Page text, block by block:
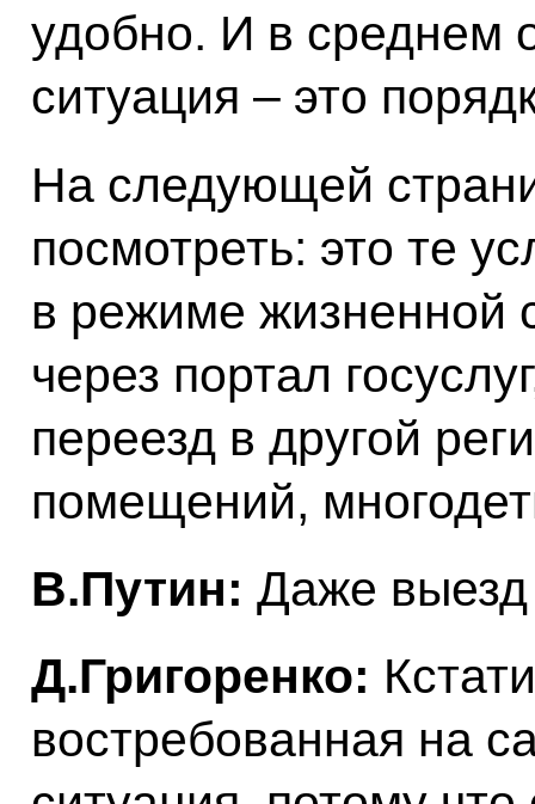
удобно. И в среднем
ситуация – это
На следующей
посмотреть: это те
в режиме жизненной
через портал
переезд в другой
помещений,
В.Путин: Даже выезд
Д.Григоренко:
востребованная на